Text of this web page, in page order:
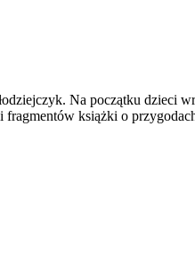
Na początku dzieci
książki o